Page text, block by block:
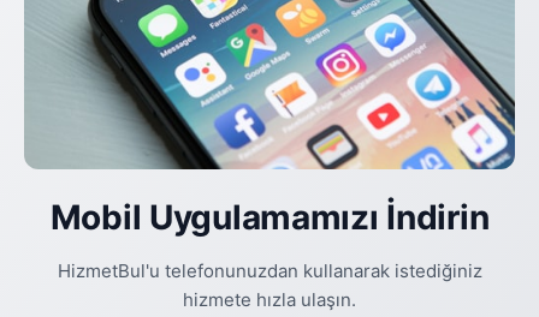
Mobil Uygulamamızı İndirin
HizmetBul'u telefonunuzdan kullanarak istediğiniz
hizmete hızla ulaşın.